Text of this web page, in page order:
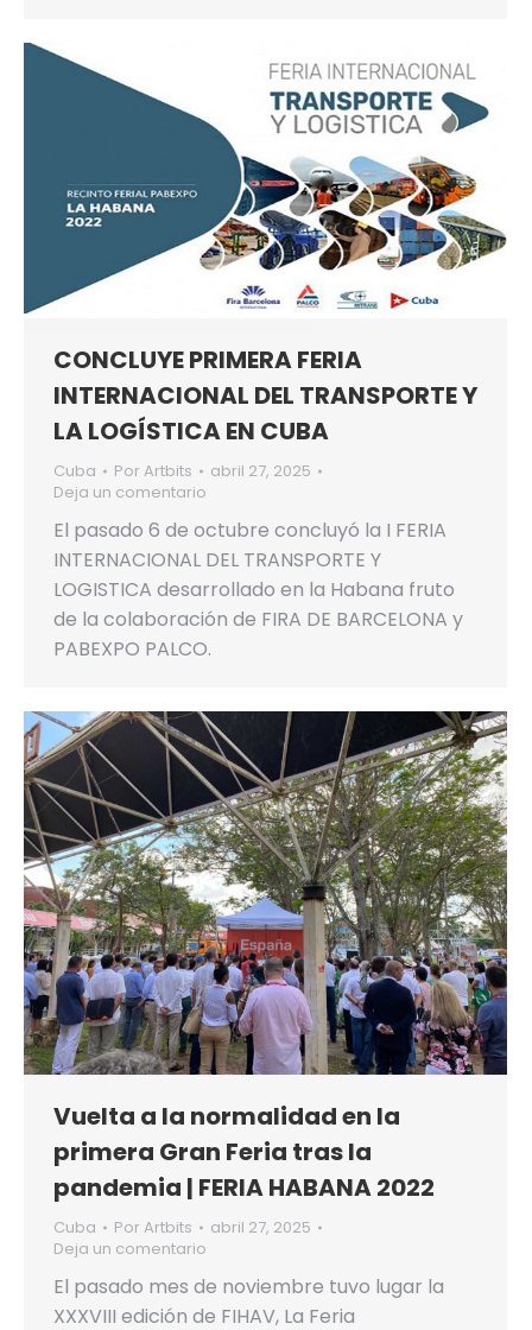
CONCLUYE PRIMERA FERIA
INTERNACIONAL DEL TRANSPORTE Y
LA LOGÍSTICA EN CUBA
Cuba Por Artbits
abril 27, 2025
Deja un comentario
El pasado 6 de octubre concluyó la I FERIA
INTERNACIONAL DEL TRANSPORTE Y
LOGISTICA desarrollado en la Habana fruto
de la colaboración de FIRA DE BARCELONA y
PABEXPO PALCO.
Vuelta a la normalidad en la
primera Gran Feria tras la
pandemia | FERIA HABANA 2022
Cuba Por Artbits
abril 27, 2025
Deja un comentario
El pasado mes de noviembre tuvo lugar la
XXXVIII edición de FIHAV, La Feria